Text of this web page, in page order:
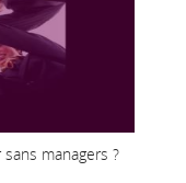
managers ?